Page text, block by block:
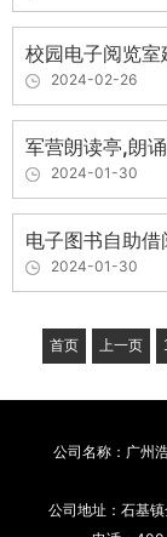
校园电子阅览室
2024-02-26
军营朗读亭,朗
2024-01-30
电子图书自助借
2024-01-30
首页 上一页
公司名称：广州
公司地址：石基